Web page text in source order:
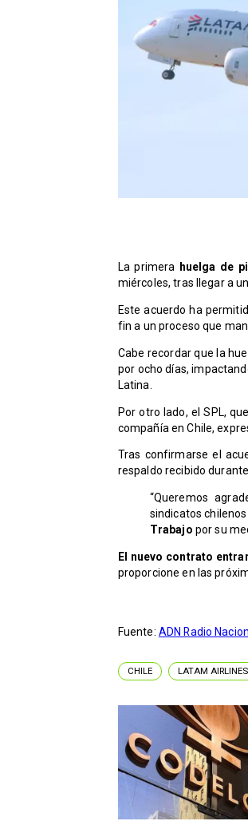
La primera huelga de
miércoles, tras llegar a
Este acuerdo ha
fin a un proceso que
Cabe recordar que la
por ocho días,
Latina.
Por otro lado, el SPL,
compañía en Chile,
Tras confirmarse el
respaldo recibido
“Queremos
sindicatos
Trabajo por su
El nuevo contrato
proporcione en las
Fuente: ADN Radio
CHILE LATAM AIRLINES